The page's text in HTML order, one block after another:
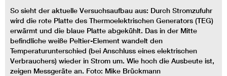
So sieht der aktuelle Versuchsaufbau aus: Durch Stromzufuhr
wird die rote Platte des Thermoelektrischen Generators (TEG)
erwärmt und die blaue Platte abgekühlt. Das in der Mitte
befindliche weiße Peltier-Element wandelt den
Temperaturunterschied (bei Anschluss eines elektrischen
Verbrauchers) wieder in Strom um. Wie hoch die Ausbeute ist,
zeigen Messgeräte an. Foto: Mike Brückmann